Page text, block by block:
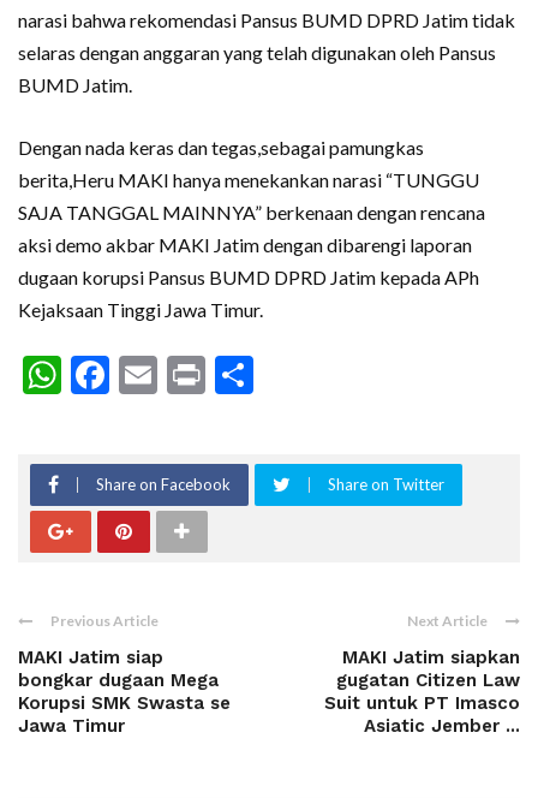
narasi bahwa rekomendasi Pansus BUMD DPRD Jatim tidak
selaras dengan anggaran yang telah digunakan oleh Pansus
BUMD Jatim.
Dengan nada keras dan tegas,sebagai pamungkas
berita,Heru MAKI hanya menekankan narasi “TUNGGU
SAJA TANGGAL MAINNYA” berkenaan dengan rencana
aksi demo akbar MAKI Jatim dengan dibarengi laporan
dugaan korupsi Pansus BUMD DPRD Jatim kepada APh
Kejaksaan Tinggi Jawa Timur.
WhatsApp
Facebook
Email
Print
Share on Facebook Share on Twitter
Previous Article
MAKI Jatim siap
bongkar dugaan Mega
Korupsi SMK Swasta se
Jawa Timur
Next Article
MAKI Jatim siapkan
gugatan Citizen Law
Suit untuk PT Imasco
Asiatic Jember ...